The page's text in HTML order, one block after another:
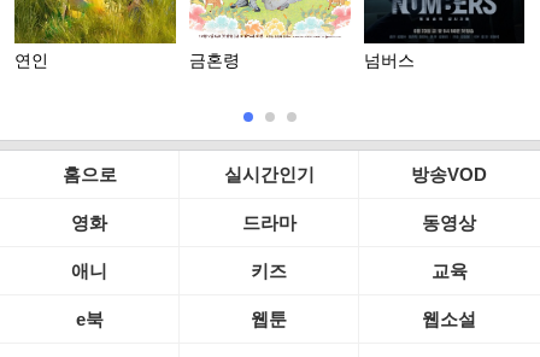
연인 금혼령 넘버스
홈으로 실시간인기 방송VOD
영화 드라마 동영상
애니 키즈 교육
e북 웹툰 웹소설